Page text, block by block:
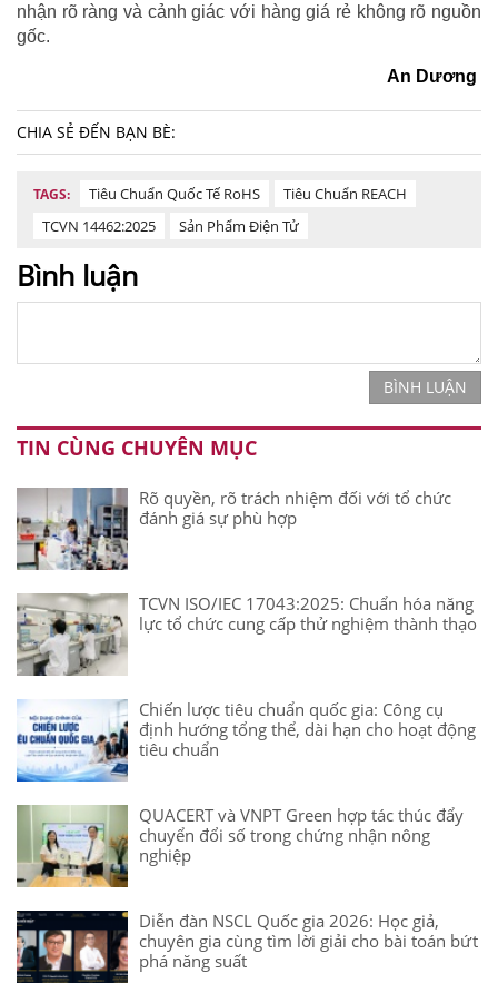
nhận rõ ràng và cảnh giác với hàng giá rẻ không rõ nguồn
gốc.
An Dương
CHIA SẺ ĐẾN BẠN BÈ:
TAGS: Tiêu Chuẩn Quốc Tế RoHS
Tiêu Chuẩn REACH
TCVN 14462:2025
Sản Phẩm Điện Tử
Bình luận
BÌNH LUẬN
TIN CÙNG CHUYÊN MỤC
Rõ quyền, rõ trách nhiệm đối với tổ chức
đánh giá sự phù hợp
TCVN ISO/IEC 17043:2025: Chuẩn hóa năng
lực tổ chức cung cấp thử nghiệm thành thạo
Chiến lược tiêu chuẩn quốc gia: Công cụ
định hướng tổng thể, dài hạn cho hoạt động
tiêu chuẩn
QUACERT và VNPT Green hợp tác thúc đẩy
chuyển đổi số trong chứng nhận nông
nghiệp
Diễn đàn NSCL Quốc gia 2026: Học giả,
chuyên gia cùng tìm lời giải cho bài toán bứt
phá năng suất